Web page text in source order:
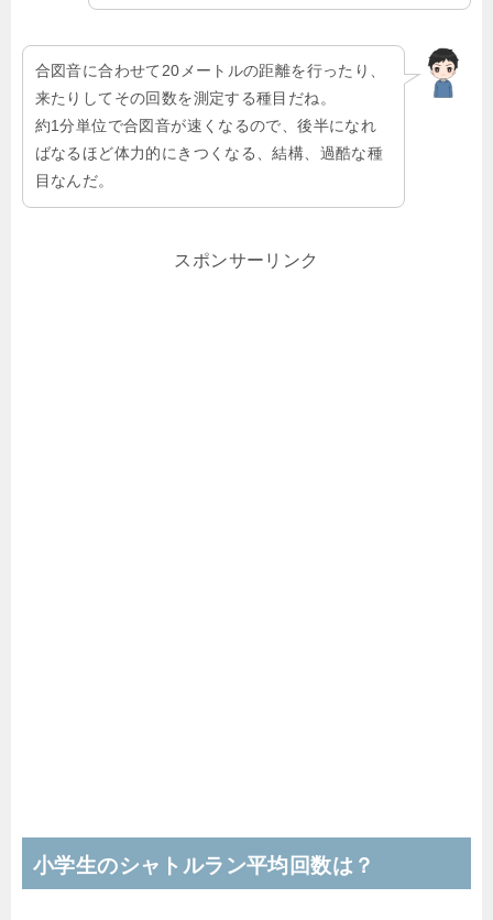
合図音に合わせて20メートルの距離を行ったり、
来たりしてその回数を測定する種目だね。
約1分単位で合図音が速くなるので、後半になれ
ばなるほど体力的にきつくなる、結構、過酷な種
目なんだ。
スポンサーリンク
小学生のシャトルラン平均回数は？